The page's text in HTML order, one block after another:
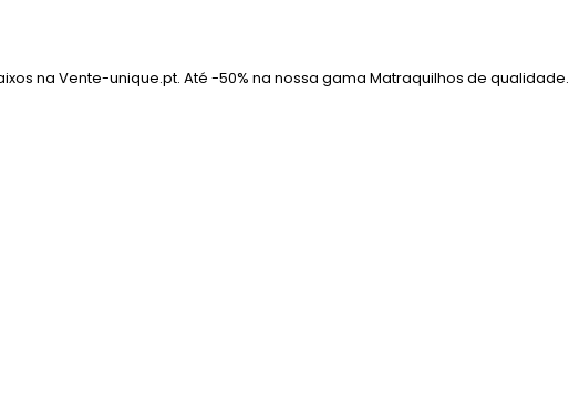
na Vente-unique.pt. Até -50% na nossa gama Matraquilhos de qualidade.